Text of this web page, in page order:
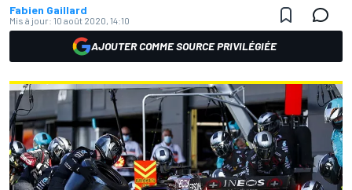
Fabien Gaillard
Mis à jour: 10 août 2020, 14:10
AJOUTER COMME SOURCE PRIVILÉGIÉE